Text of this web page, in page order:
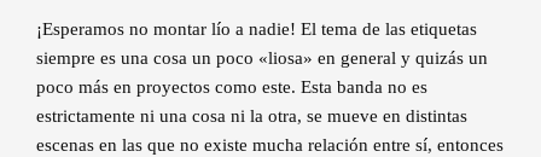
¡Esperamos no montar lío a nadie! El tema de las etiquetas
siempre es una cosa un poco «liosa» en general y quizás un
poco más en proyectos como este. Esta banda no es
estrictamente ni una cosa ni la otra, se mueve en distintas
escenas en las que no existe mucha relación entre sí, entonces